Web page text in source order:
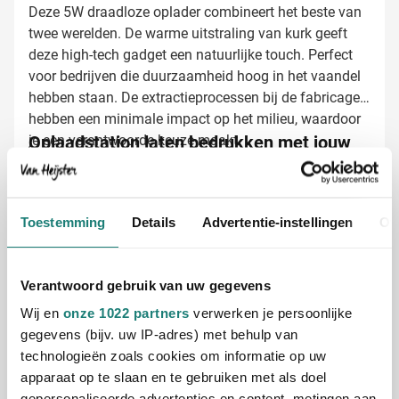
Toestemming Details Advertentie-instellingen
Verantwoord gebruik van uw gegevens
Wij en onze 1022 partners verwerken je persoonlijke
gegevens (bijv. uw IP-adres) met behulp van
technologieën zoals cookies om informatie op uw
apparaat op te slaan en te gebruiken met als doel
Deze 5W draadloze oplader combineert het beste van
twee werelden. De warme uitstraling van kurk geeft
deze high-tech gadget een natuurlijke touch. Perfect
voor bedrijven die duurzaamheid hoog in het vaandel
hebben staan. De extractieprocessen bij de fabricage
hebben een minimale impact op het milieu, waardoor
je een verantwoorde keuze maakt.
Oplaadstation laten bedrukken met jouw
logo
Bij Van Heijster Relatiegeschenken maken we van
kiezen uit:
Combinatie van logo en tekst voor maximale impact
Door het natuurlijke kurk ontstaat een prachtig
contrast met jouw bedrijfslogo, wat zorgt voor een eye-
catcher op elk bureau.